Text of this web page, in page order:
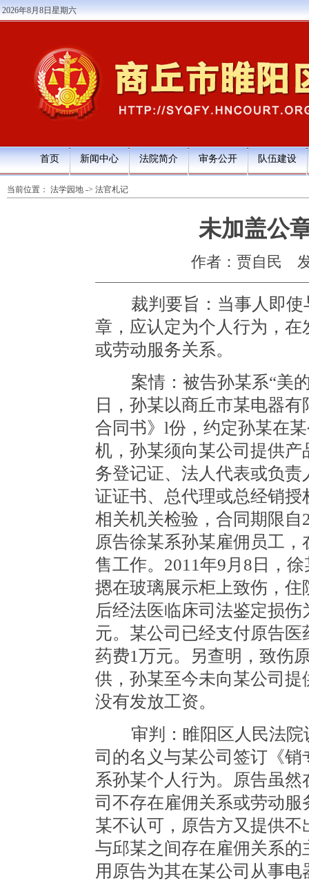
2026年8月8日星期六
首页 新闻中心 法院简介 审务公开 队伍建设
当前位置： 法学园地 -> 法官札记
未加盖公
作者：贾自民
裁判要旨：当事人即使
章，应认定为个人行为，
或劳动服务关系。
案情：被告孙某系“美的
日，孙某以商丘市某电器
合同书》l份，约定孙某在
机，孙某须向某公司提供
务登记证、法人代表或负
证证书、总代理或总经销
相关机关检验，合同期限自
原告徐某系孙某雇佣员工
售工作。2011年9月8日，
摁在玻璃展示柜上致伤，住
后经法医临床司法鉴定损
元。某公司已经支付原告
药费1万元。另查明，致伤
供，孙某至今未向某公司
没有发放工资。
审判：睢阳区人民法院
司的名义与某公司签订《
系孙某个人行为。原告虽
司不存在雇佣关系或劳动
某不认可，原告方又提供
与邱某之间存在雇佣关系
用原告为其在某公司从事